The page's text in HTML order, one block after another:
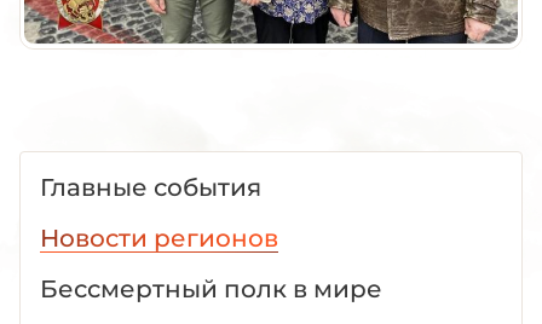
Главные события
Новости регионов
Бессмертный полк в мире